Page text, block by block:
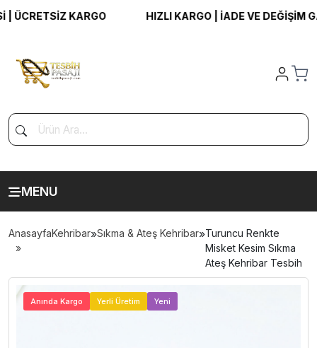
KARGO HIZLI KARGO | İADE VE DEĞİŞİM
MENU
AnasayfaKehribar»Sıkma & Ateş Kehribar»Turuncu Renkte
Misket Kesim Sıkma
Ateş Kehribar Tesbih
Anında Kargo Yerli Üretim Yeni